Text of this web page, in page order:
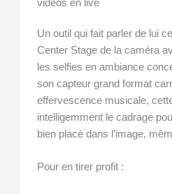
vidéos en live
Un outil qui fait parler de lui
Center Stage de la caméra
les selfies en ambiance
son capteur grand format
effervescence musicale,
intelligemment le cadrage
bien placé dans l’image,
Pour en tirer profit :